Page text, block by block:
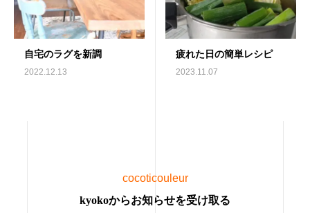
自宅のラグを新調
2022.12.13
疲れた日の簡単レシピ
2023.11.07
cocoticouleur
kyokoからお知らせを受け取る